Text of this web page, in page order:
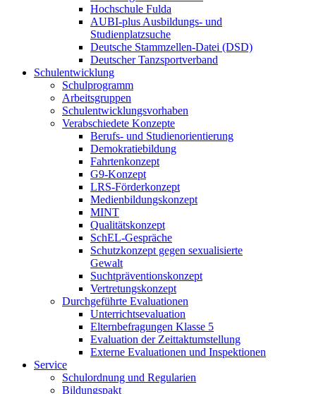
Hochschule Fulda
AUBI-plus Ausbildungs- und
Studienplatzsuche
Deutsche Stammzellen-Datei (DSD)
Deutscher Tanzsportverband
Schulentwicklung
Schulprogramm
Arbeitsgruppen
Schulentwicklungsvorhaben
Verabschiedete Konzepte
Berufs- und Studienorientierung
Demokratiebildung
Fahrtenkonzept
G9-Konzept
LRS-Förderkonzept
Medienbildungskonzept
MINT
Qualitätskonzept
SchEL-Gespräche
Schutzkonzept gegen sexualisierte
Gewalt
Suchtpräventionskonzept
Vertretungskonzept
Durchgeführte Evaluationen
Unterrichtsevaluation
Elternbefragungen Klasse 5
Evaluation der Zeittaktumstellung
Externe Evaluationen und Inspektionen
Service
Schulordnung und Regularien
Bildungspakt